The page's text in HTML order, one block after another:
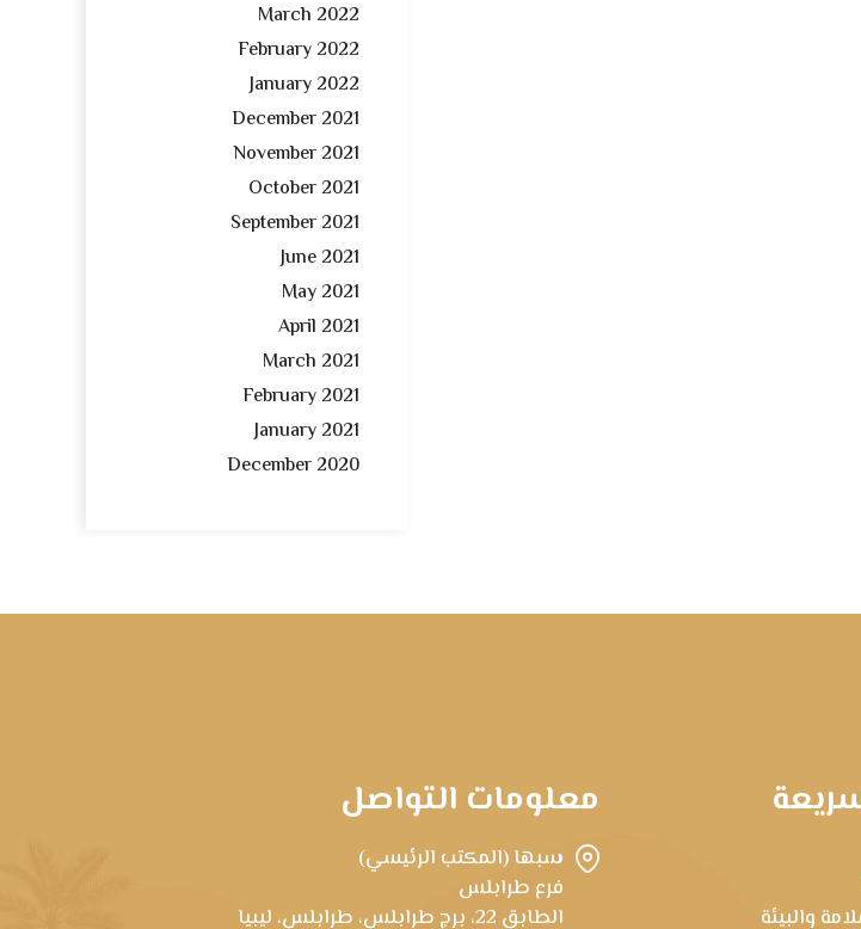
March 2022
February 2022
January 2022
December 2021
November 2021
October 2021
September 2021
June 2021
May 2021
April 2021
March 2021
February 2021
January 2021
December 2020
والبيئة
معلومات التواصل
سبها (المكتب الرئيسي)
فرع طرابلس
الطابق 22، برج طرابلس، طرابلس، ليبيا